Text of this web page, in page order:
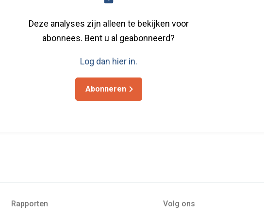
Deze analyses zijn alleen te bekijken voor
abonnees. Bent u al geabonneerd?
Log dan hier in.
Abonneren
Rapporten Volg ons